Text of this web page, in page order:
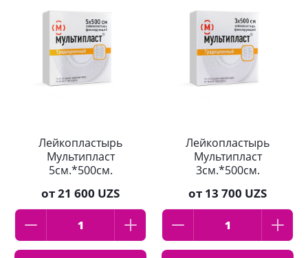
Лейкопластырь
Мультипласт
5см.*500см.
от21 600 UZS
Лейкопластырь
Мультипласт
3см.*500см.
от 13 700 UZS